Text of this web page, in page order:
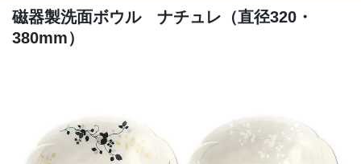
磁器製洗面ボウル ナチュレ（直径320・
380mm）